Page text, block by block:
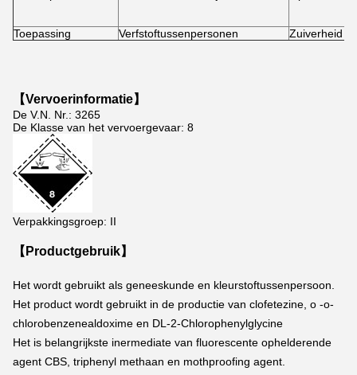
Toepassing Verfstoftussenpersonen Zuiverheid
【Vervoerinformatie】
De V.N. Nr.: 3265
De Klasse van het vervoergevaar: 8
Verpakkingsgroep: II
【Productgebruik】
Het wordt gebruikt als geneeskunde en kleurstoftussenpersoon.
Het product wordt gebruikt in de productie van clofetezine, o -o-
chlorobenzenealdoxime en DL-2-Chlorophenylglycine
Het is belangrijkste inermediate van fluorescente ophelderende
agent CBS, triphenyl methaan en mothproofing agent.